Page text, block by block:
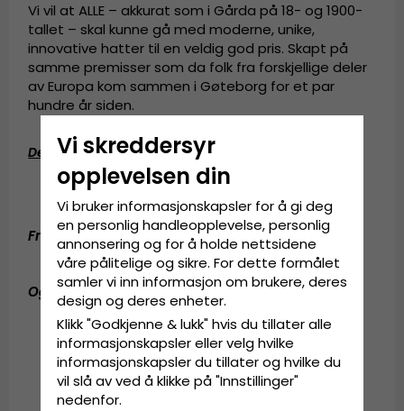
Vi vil at ALLE – akkurat som i Gårda på 18- og 1900-
tallet – skal kunne gå med moderne, unike,
innovative hatter til en veldig god pris. Skapt på
samme premisser som da folk fra forskjellige deler
av Europa kom sammen i Gøteborg for et par
hundre år siden.
Detaljinformasjon:
13 centimeters krone.
7,5 centimeters brem.
Fremstilt av:100 prosent ull.
Også kjent som (AKA):fedora-hatt,fedora hat
Vi skreddersyr
opplevelsen din
Vi bruker informasjonskapsler for å gi deg
en personlig handleopplevelse, personlig
annonsering og for å holde nettsidene
våre pålitelige og sikre. For dette formålet
samler vi inn informasjon om brukere, deres
design og deres enheter.
Klikk "Godkjenne & lukk" hvis du tillater alle
informasjonskapsler eller velg hvilke
informasjonskapsler du tillater og hvilke du
vil slå av ved å klikke på "Innstillinger"
nedenfor.